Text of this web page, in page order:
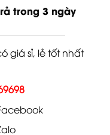
trong 3 ngày
giá sỉ, lẻ tốt nhất